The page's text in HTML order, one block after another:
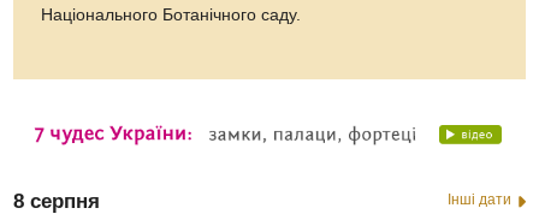
Національного Ботанічного саду.
8 серпня Інші дати